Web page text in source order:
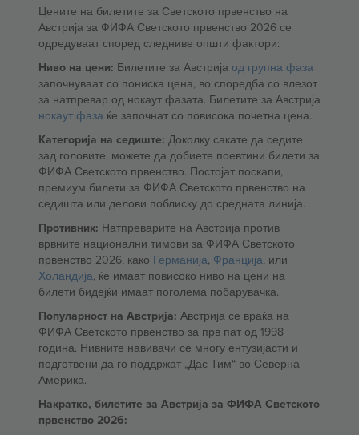
Цените на билетите за Светското првенство на
Австрија за ФИФА Светското првенство 2026 се
одредуваат според следниве општи фактори:
Ниво на цени: Билетите за Австрија од групна фаза
започнуваат со пониска цена, во споредба со влезот
за натпревар од нокаут фазата. Билетите за Австрија
нокаут фаза ќе започнат со повисока почетна цена.
Категорија на седиште: Доколку сакате да седите
зад головите, можете да добиете поевтини билети за
ФИФА Светското првенство. Постојат поскапи,
премиум билети за ФИФА Светското првенство на
седишта или делови поблиску до средната линија.
Противник: Натпреварите на Австрија против
врвните национални тимови за ФИФА Светското
првенство 2026, како Германија, Франција, или
Холандија, ќе имаат повисоко ниво на цени на
билети бидејќи имаат поголема побарувачка.
Популарност на Австрија: Австрија се враќа на
ФИФА Светското првенство за прв пат од 1998
година. Нивните навивачи се многу ентузијасти и
подготвени да го поддржат „Дас Тим“ во Северна
Америка.
Накратко, билетите за Австрија за ФИФА Светското
првенство 2026: